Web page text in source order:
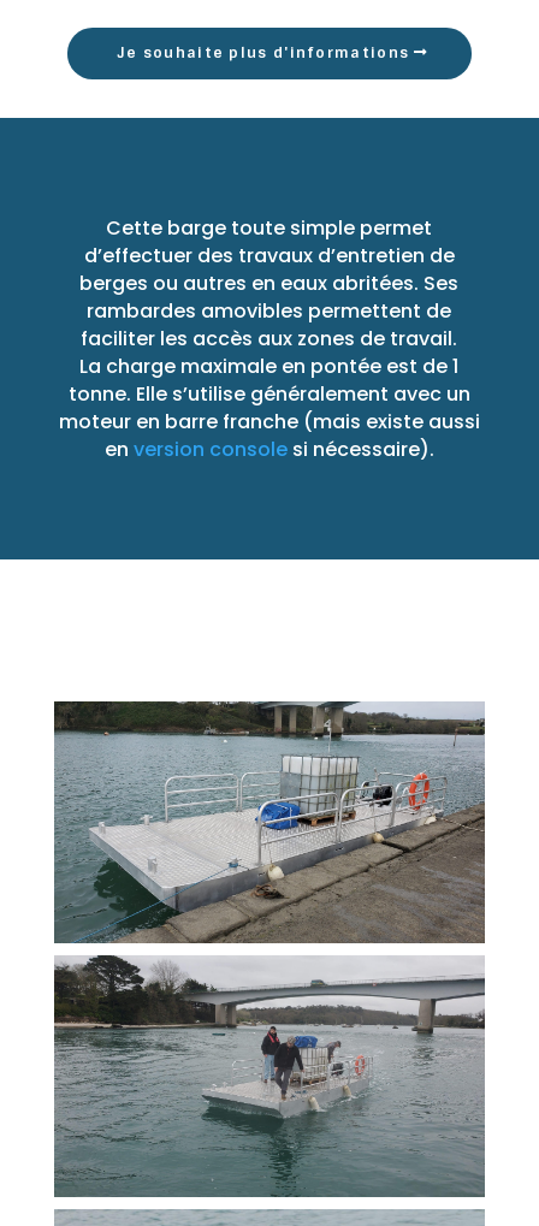
Je souhaite plus d'informations
Cette barge toute simple permet
d’effectuer des travaux d’entretien de
berges ou autres en eaux abritées. Ses
rambardes amovibles permettent de
faciliter les accès aux zones de travail.
La charge maximale en pontée est de 1
tonne. Elle s’utilise généralement avec un
moteur en barre franche (mais existe aussi
en version consolesi nécessaire).